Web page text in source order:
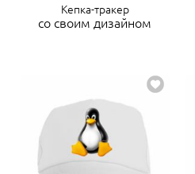
Кепка-тракер
со своим дизайном